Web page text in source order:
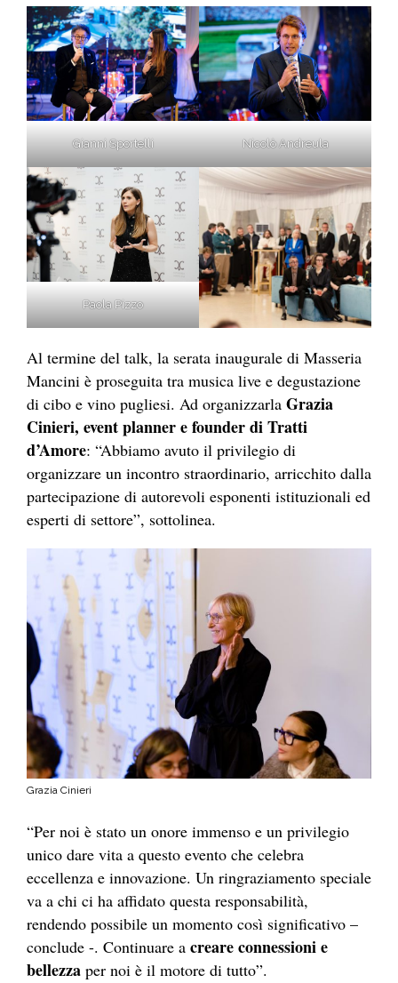
Gianni Sportelli Nicolò Andreula
Paola Pizzo
Al termine del talk, la serata inaugurale di Masseria
Mancini è proseguita tra musica live e degustazione
di cibo e vino pugliesi. Ad organizzarla Grazia
Cinieri, event planner e founder di Tratti
d’Amore: “Abbiamo avuto il privilegio di
organizzare un incontro straordinario, arricchito dalla
partecipazione di autorevoli esponenti istituzionali ed
esperti di settore”, sottolinea.
Grazia Cinieri
“Per noi è stato un onore immenso e un privilegio
unico dare vita a questo evento che celebra
eccellenza e innovazione. Un ringraziamento speciale
va a chi ci ha affidato questa responsabilità,
rendendo possibile un momento così significativo –
conclude -. Continuare a creare connessioni e
bellezza per noi è il motore di tutto”.